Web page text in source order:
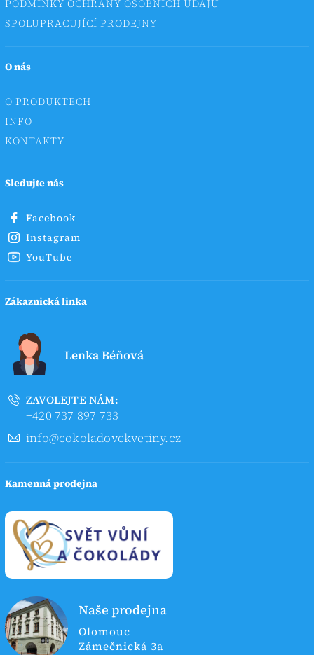
PODMÍNKY OCHRANY OSOBNÍCH ÚDAJŮ
SPOLUPRACUJÍCÍ PRODEJNY
O nás
O PRODUKTECH
INFO
KONTAKTY
Sledujte nás
Facebook
Instagram
YouTube
Zákaznická linka
Lenka Béňová
ZAVOLEJTE NÁM:
+420 737 897 733
info@cokoladovekvetiny.cz
Kamenná prodejna
Naše prodejna
Olomouc
Zámečnická 3a